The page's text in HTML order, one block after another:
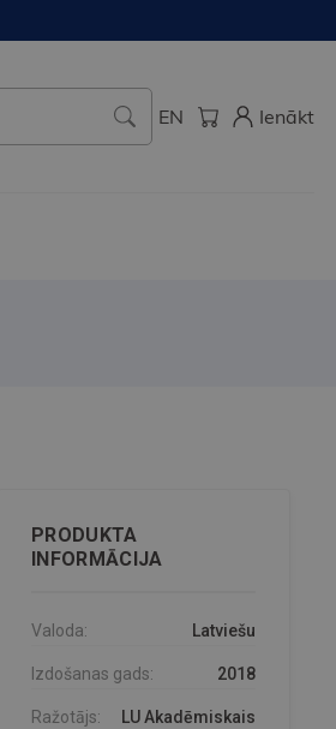
EN Ienākt
PRODUKTA
INFORMĀCIJA
Valoda: Latviešu
Izdošanas gads: 2018
Ražotājs:
LU Akadēmiskais